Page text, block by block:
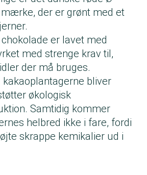
programmet er Mars, Inc.,
chokolademærker er
Toblerone og Milka.
bremse afskovning og
med skov.
mærke, der er grønt med et
er lavet med
med strenge krav til,
der må bruges.
bliver
økologisk
Samtidig kommer
helbred ikke i fare, fordi
skrappe kemikalier ud i